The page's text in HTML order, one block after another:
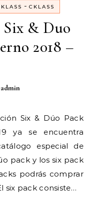
- CKLASS
Six & Duo
2018 –
admin
ya se encuentra
especial de
pack y los six pack
podrás comprar
six pack consiste…